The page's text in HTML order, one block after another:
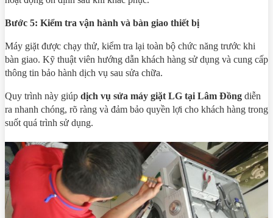
Bước 5: Kiểm tra vận hành và bàn giao thiết bị
Máy giặt được chạy thử, kiểm tra lại toàn bộ chức năng trước khi
bàn giao. Kỹ thuật viên hướng dẫn khách hàng sử dụng và cung cấp
thông tin bảo hành dịch vụ sau sửa chữa.
Quy trình này giúp dịch vụ sửa máy giặt LG tại Lâm Đồng diễn
ra nhanh chóng, rõ ràng và đảm bảo quyền lợi cho khách hàng trong
suốt quá trình sử dụng.